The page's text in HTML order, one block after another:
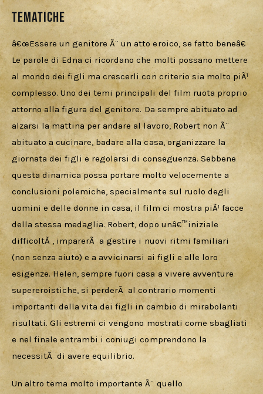
Tematiche
â€œEssere un genitore Ã¨ un atto eroico, se fatto beneâ€
Le parole di Edna ci ricordano che molti possano mettere
al mondo dei figli ma crescerli con criterio sia molto piÃ¹
complesso. Uno dei temi principali del film ruota proprio
attorno alla figura del genitore. Da sempre abituato ad
alzarsi la mattina per andare al lavoro, Robert non Ã¨
abituato a cucinare, badare alla casa, organizzare la
giornata dei figli e regolarsi di conseguenza. Sebbene
questa dinamica possa portare molto velocemente a
conclusioni polemiche, specialmente sul ruolo degli
uomini e delle donne in casa, il film ci mostra piÃ¹ facce
della stessa medaglia. Robert, dopo unâ€™iniziale
difficoltÃ , imparerÃ  a gestire i nuovi ritmi familiari
(non senza aiuto) e a avvicinarsi ai figli e alle loro
esigenze. Helen, sempre fuori casa a vivere avventure
supereroistiche, si perderÃ  al contrario momenti
importanti della vita dei figli in cambio di mirabolanti
risultati. Gli estremi ci vengono mostrati come sbagliati
e nel finale entrambi i coniugi comprendono la
necessitÃ  di avere equilibrio.
Un altro tema molto importante Ã¨ quello